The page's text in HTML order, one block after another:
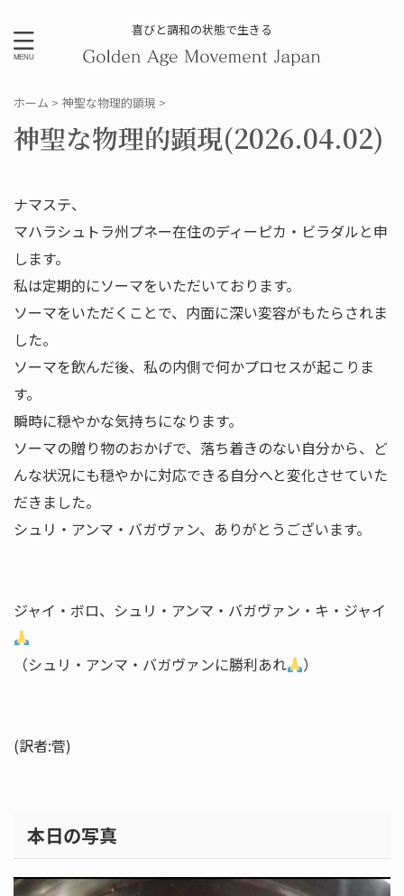
喜びと調和の状態で生きる
ホーム > 神聖な物理的顕現 >
神聖な物理的顕現(2026.04.02)
ナマステ、
マハラシュトラ州プネー在住のディーピカ・ビラダルと申
します。
私は定期的にソーマをいただいております。
ソーマをいただくことで、内面に深い変容がもたらされま
した。
ソーマを飲んだ後、私の内側で何かプロセスが起こりま
す。
瞬時に穏やかな気持ちになります。
ソーマの贈り物のおかげで、落ち着きのない自分から、ど
んな状況にも穏やかに対応できる自分へと変化させていた
だきました。
シュリ・アンマ・バガヴァン、ありがとうございます。
ジャイ・ボロ、シュリ・アンマ・バガヴァン・キ・ジャイ
（シュリ・アンマ・バガヴァンに勝利あれ ）
(訳者:菅)
本日の写真